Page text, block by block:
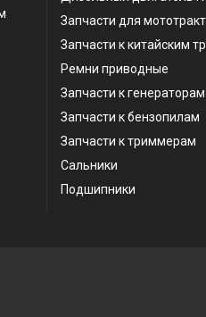
Запчасти для
Запчасти к китайским
Ремни приводные
Запчасти к генераторам
Запчасти к бензопилам
Запчасти к триммерам
Сальники
Подшипники